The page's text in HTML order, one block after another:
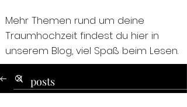
Mehr Themen rund um deine
Traumhochzeit findest du hier in
unserem Blog, viel Spaß beim Lesen.